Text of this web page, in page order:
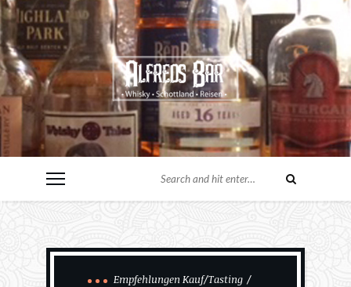
Empfehlungen Kauf/Tasting